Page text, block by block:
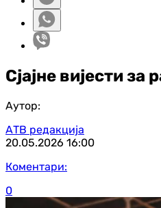
Сјајне вијести
Аутор:
АТВ редакција
20.05.2026 16:00
Коментари:
0